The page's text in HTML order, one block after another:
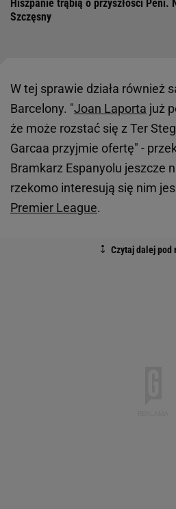
Hiszpanie trąbią o przyszłości Peni.
Szczęsny
W tej sprawie działa również
Barcelony. "Joan Laporta już
że może rozstać się z Ter
Garcaa przyjmie ofertę" -
Bramkarz Espanyolu jeszcze
rzekomo interesują się nim
Premier League.